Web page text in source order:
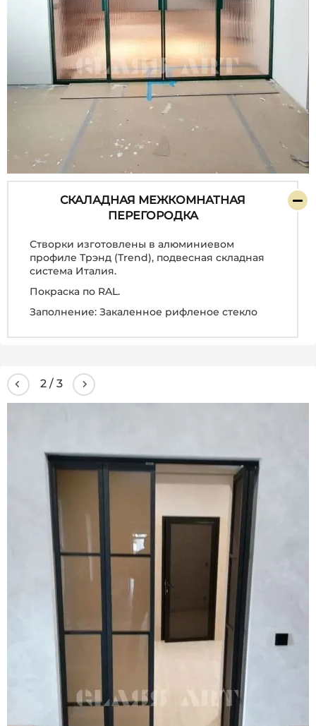
СКАЛАДНАЯ МЕЖКОМНАТНАЯ
ПЕРЕГОРОДКА
Створки изготовлены в алюминиевом
профиле Трэнд (Trend), подвесная складная
система Италия.
Покраска по RAL.
Заполнение: Закаленное рифленое стекло
3/ 3